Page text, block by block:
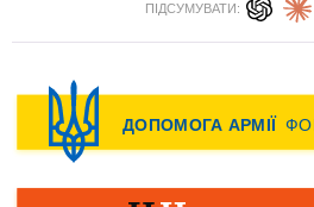
ПІДСУМУВАТИ: